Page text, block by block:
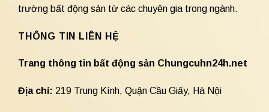
trường bất động sản từ các chuyên gia trong ngành.
THÔNG TIN LIÊN HỆ
Trang thông tin bất động sản Chungcuhn24h.net
Địa chỉ: 219 Trung Kính, Quận Cầu Giấy, Hà Nội